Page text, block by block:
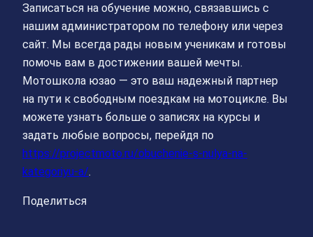
Записаться на обучение можно, связавшись с
нашим администратором по телефону или через
сайт. Мы всегда рады новым ученикам и готовы
помочь вам в достижении вашей мечты.
Мотошкола юзао — это ваш надежный партнер
на пути к свободным поездкам на мотоцикле. Вы
можете узнать больше о записях на курсы и
задать любые вопросы, перейдя по
https://projectmoto.ru/obuchenie-s-nulya-na-
kategoriyu-a/.
Поделиться